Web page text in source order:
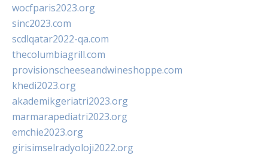
wocfparis2023.org
sinc2023.com
scdlqatar2022-qa.com
thecolumbiagrill.com
provisionscheeseandwineshoppe.com
khedi2023.org
akademikgeriatri2023.org
marmarapediatri2023.org
emchie2023.org
girisimselradyoloji2022.org